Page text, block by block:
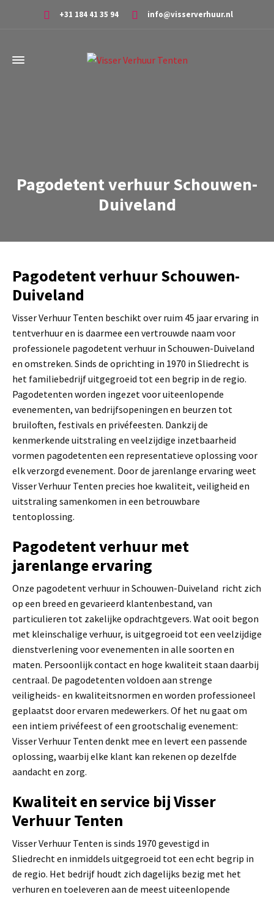
+31 184 41 35 94 info@visserverhuur.nl
Pagodetent verhuur Schouwen-
Duiveland
Pagodetent verhuur Schouwen-
Duiveland
Visser Verhuur Tenten beschikt over ruim 45 jaar ervaring in
tentverhuur en is daarmee een vertrouwde naam voor
professionele pagodetent verhuur in Schouwen-Duiveland
en omstreken. Sinds de oprichting in 1970 in Sliedrecht is
het familiebedrijf uitgegroeid tot een begrip in de regio.
Pagodetenten worden ingezet voor uiteenlopende
evenementen, van bedrijfsopeningen en beurzen tot
bruiloften, festivals en privéfeesten. Dankzij de
kenmerkende uitstraling en veelzijdige inzetbaarheid
vormen pagodetenten een representatieve oplossing voor
elk verzorgd evenement. Door de jarenlange ervaring weet
Visser Verhuur Tenten precies hoe kwaliteit, veiligheid en
uitstraling samenkomen in een betrouwbare
tentoplossing.
Pagodetent verhuur met
jarenlange ervaring
Onze pagodetent verhuur in Schouwen-Duiveland richt zich
op een breed en gevarieerd klantenbestand, van
particulieren tot zakelijke opdrachtgevers. Wat ooit begon
met kleinschalige verhuur, is uitgegroeid tot een veelzijdige
dienstverlening voor evenementen in alle soorten en
maten. Persoonlijk contact en hoge kwaliteit staan daarbij
centraal. De pagodetenten voldoen aan strenge
veiligheids- en kwaliteitsnormen en worden professioneel
geplaatst door ervaren medewerkers. Of het nu gaat om
een intiem privéfeest of een grootschalig evenement:
Visser Verhuur Tenten denkt mee en levert een passende
oplossing, waarbij elke klant kan rekenen op dezelfde
aandacht en zorg.
Kwaliteit en service bij Visser
Verhuur Tenten
Visser Verhuur Tenten is sinds 1970 gevestigd in
Sliedrecht en inmiddels uitgegroeid tot een echt begrip in
de regio. Het bedrijf houdt zich dagelijks bezig met het
verhuren en toeleveren aan de meest uiteenlopende